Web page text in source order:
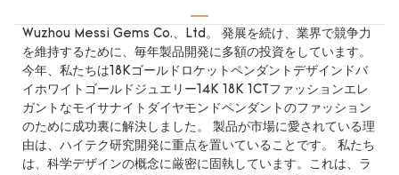
Wuzhou Messi Gems Co.、Ltd。 発展を続け、業界で競争力
を維持するために、毎年製品開発に多額の投資をしています。
今年、私たちは18Kゴールドロケットペンダントデザインドバ
イホワイトゴールドジュエリー14K 18K 1CTファッションエレ
ガントなモイサナイトダイヤモンドペンダントのファッション
のために成功裏に解決しました。 製品が市場に愛されている理
由は、ハイテク研究開発に重点を置いていることです。 私たち
は、科学デザインの概念に厳密に固執しています。これは、ラ